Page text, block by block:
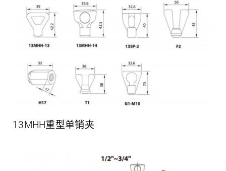
13MHH重型单销夹